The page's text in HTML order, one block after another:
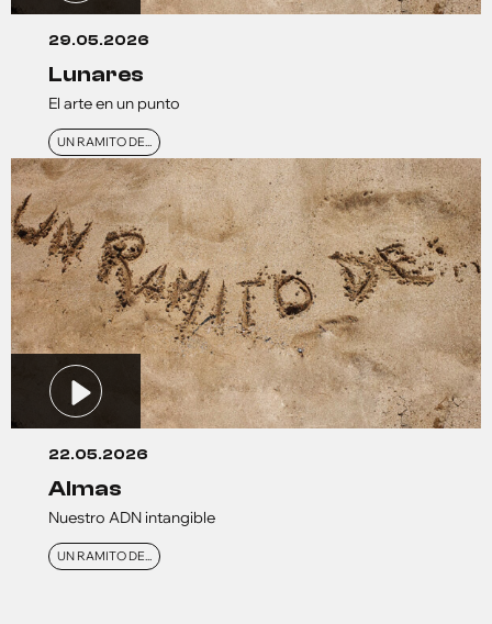
29.05.2026
lunares
El arte en un punto
UN RAMITO DE...
22.05.2026
almas
Nuestro ADN intangible
UN RAMITO DE...